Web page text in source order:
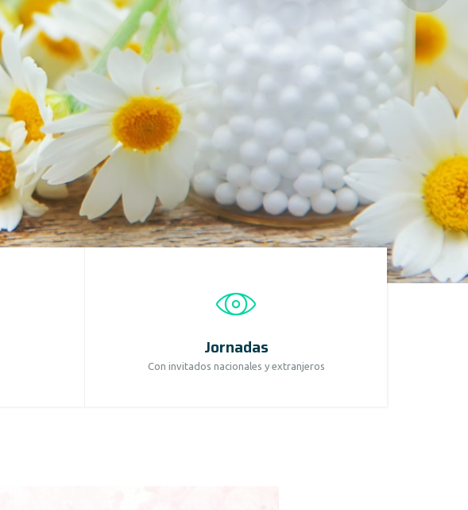
Jornadas
Con invitados nacionales y extranjeros